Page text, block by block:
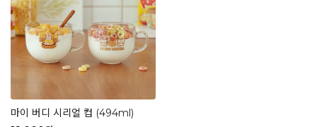
마이 버디 시리얼 컵 (494ml)